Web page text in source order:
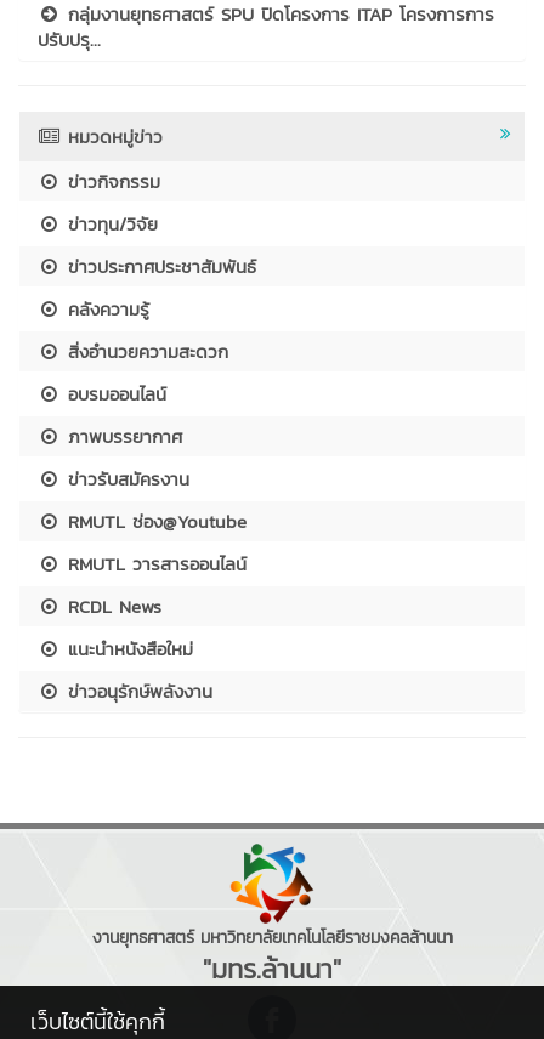
กลุ่มงานยุทธศาสตร์ SPU ปิดโครงการ ITAP โครงการการ
ปรับปรุ...
หมวดหมู่ข่าว
ข่าวกิจกรรม
ข่าวทุน/วิจัย
ข่าวประกาศประชาสัมพันธ์
คลังความรู้
สิ่งอำนวยความสะดวก
อบรมออนไลน์
ภาพบรรยากาศ
ข่าวรับสมัครงาน
RMUTL ช่อง@Youtube
RMUTL วารสารออนไลน์
RCDL News
แนะนำหนังสือใหม่
ข่าวอนุรักษ์พลังงาน
งานยุทธศาสตร์ มหาวิทยาลัยเทคโนโลยีราชมงคลล้านนา
"มทร.ล้านนา"
เว็บไซต์นี้ใช้คุกกี้